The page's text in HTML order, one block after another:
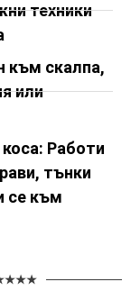
техники
към скалпа,
или
Работи
тънки
се към